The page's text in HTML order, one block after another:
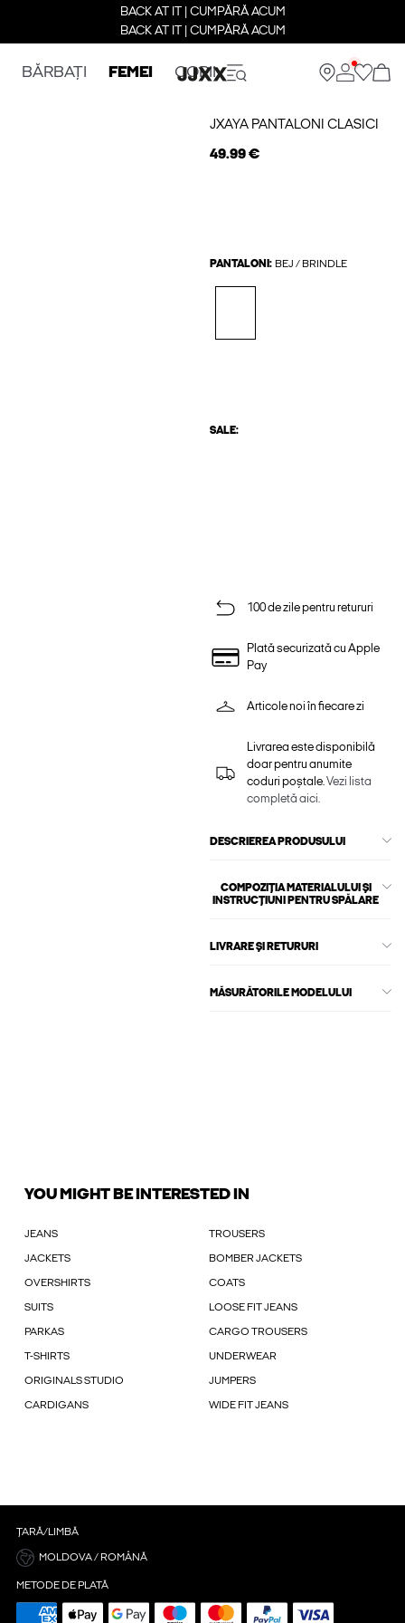
BACK AT IT | CUMPĂRĂ ACUM
BACK AT IT | CUMPĂRĂ ACUM
BĂRBAȚI FEMEI COPII
JXAYA PANTALONI CLASICI
49.99 €
PANTALONI: BEJ / BRINDLE
SALE:
100 de zile pentru retururi
Plată securizată cu Apple
Pay
Articole noi în fiecare zi
Livrarea este disponibilă
doar pentru anumite
coduri poștale. Vezi lista
completă aici.
DESCRIEREA PRODUSULUI
COMPOZIȚIA MATERIALULUI ȘI
INSTRUCȚIUNI PENTRU SPĂLARE
LIVRARE ȘI RETURURI
MĂSURĂTORILE MODELULUI
YOU MIGHT BE INTERESTED IN
JEANS TROUSERS
JACKETS BOMBER JACKETS
OVERSHIRTS COATS
SUITS LOOSE FIT JEANS
PARKAS CARGO TROUSERS
T-SHIRTS UNDERWEAR
ORIGINALS STUDIO JUMPERS
CARDIGANS WIDE FIT JEANS
ȚARĂ/LIMBĂ
MOLDOVA / ROMÂNĂ
METODE DE PLATĂ